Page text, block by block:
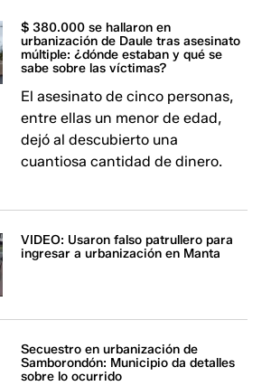
$ 380.000 se hallaron en
urbanización de Daule tras asesinato
múltiple: ¿dónde estaban y qué se
sabe sobre las víctimas?
El asesinato de cinco personas,
entre ellas un menor de edad,
dejó al descubierto una
cuantiosa cantidad de dinero.
VIDEO: Usaron falso patrullero para
ingresar a urbanización en Manta
Secuestro en urbanización de
Samborondón: Municipio da detalles
sobre lo ocurrido